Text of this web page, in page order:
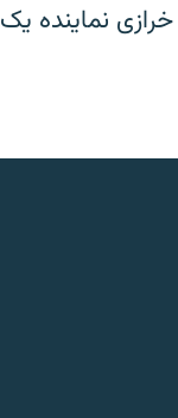
نماینده یک